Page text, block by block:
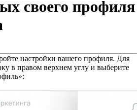
своего профиля
настройки вашего профиля. Для
в правом верхнем углу и выберите